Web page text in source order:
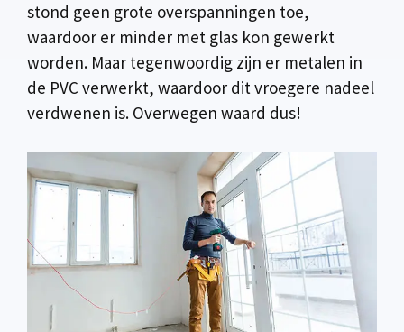
stond geen grote overspanningen toe,
waardoor er minder met glas kon gewerkt
worden. Maar tegenwoordig zijn er metalen in
de PVC verwerkt, waardoor dit vroegere nadeel
verdwenen is. Overwegen waard dus!